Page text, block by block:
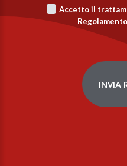
Accetto il
INVIA